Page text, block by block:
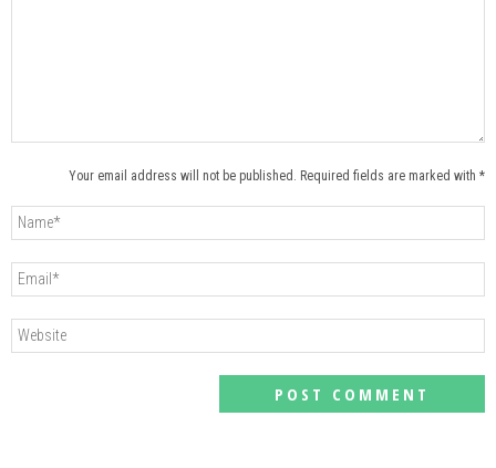
Your email address will not be published. Required fields are marked with *